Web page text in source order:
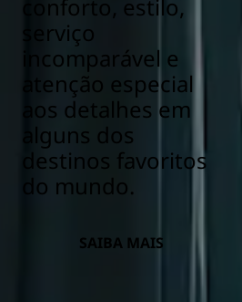
conforto, estilo,
serviço
incomparável e
atenção especial
aos detalhes em
alguns dos
destinos favoritos
do mundo.
SAIBA MAIS